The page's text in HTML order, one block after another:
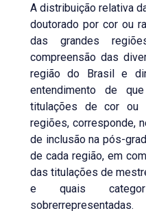
A distribuição relativa
doutorado por cor ou
das grandes
compreensão das
região do Brasil e
entendimento de
titulações de cor ou
regiões, corresponde,
de inclusão na pós-
de cada região, em
das titulações de
e quais
sobrerrepresentadas.